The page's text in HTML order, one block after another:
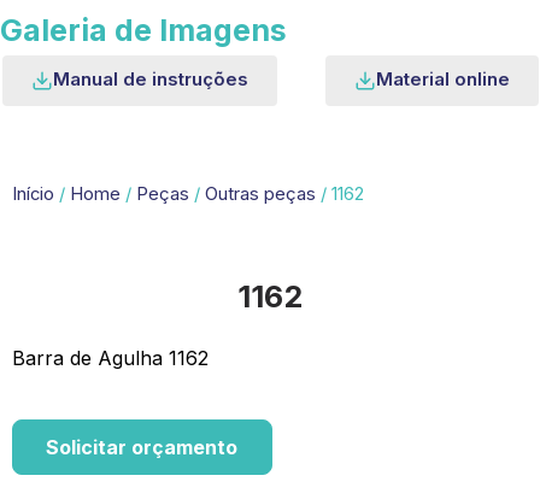
Galeria de Imagens
Manual de instruções Material online
Início / Home / Peças / Outras peças / 1162
1162
Barra de Agulha 1162
Solicitar orçamento